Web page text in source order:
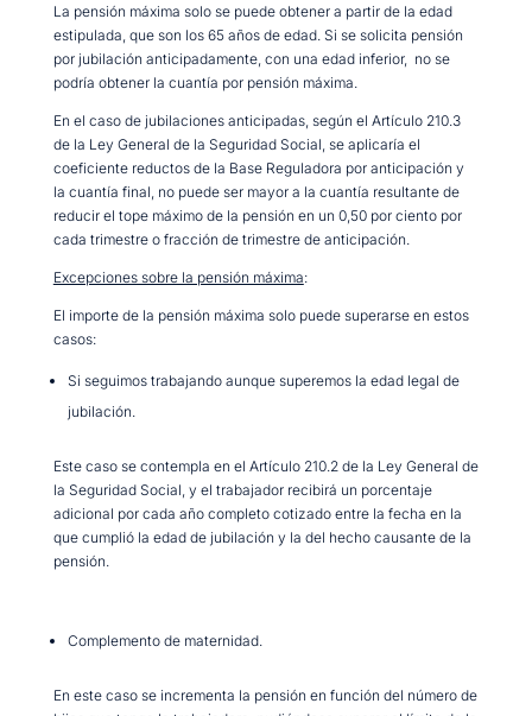
La pensión máxima solo se puede obtener a partir de la edad
estipulada, que son los 65 años de edad. Si se solicita pensión
por jubilación anticipadamente, con una edad inferior, no se
podría obtener la cuantía por pensión máxima.
En el caso de jubilaciones anticipadas, según el Artículo 210.3
de la Ley General de la Seguridad Social, se aplicaría el
coeficiente reductos de la Base Reguladora por anticipación y
la cuantía final, no puede ser mayor a la cuantía resultante de
reducir el tope máximo de la pensión en un 0,50 por ciento por
cada trimestre o fracción de trimestre de anticipación.
Excepciones sobre la pensión máxima:
El importe de la pensión máxima solo puede superarse en estos
casos:
Si seguimos trabajando aunque superemos la edad legal de
jubilación.
Este caso se contempla en el Artículo 210.2 de la Ley General de
la Seguridad Social, y el trabajador recibirá un porcentaje
adicional por cada año completo cotizado entre la fecha en la
que cumplió la edad de jubilación y la del hecho causante de la
pensión.
Complemento de maternidad.
En este caso se incrementa la pensión en función del número de